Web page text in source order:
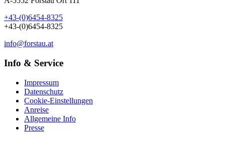
+43-(0)6454-8325
+43-(0)6454-8325
info@forstau.at
Info & Service
Impressum
Datenschutz
Cookie-Einstellungen
Anreise
Allgemeine Info
Presse